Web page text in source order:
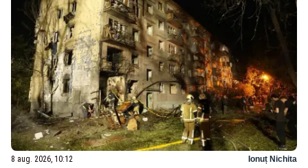
8 aug. 2026, 10:12 Ionuț Nichita